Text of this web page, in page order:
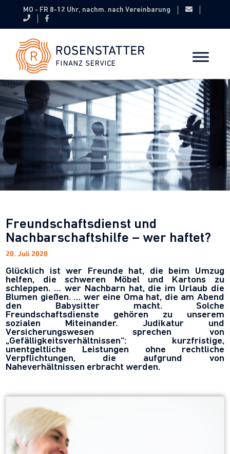
MO - FR 8-12 Uhr, nachm. nach Vereinbarung
Freundschaftsdienst und
Nachbarschaftshilfe – wer haftet?
20. Juli 2020
Glücklich ist wer Freunde hat, die beim Umzug
helfen, die schweren Möbel und Kartons zu
schleppen. … wer Nachbarn hat, die im Urlaub die
Blumen gießen. … wer eine Oma hat, die am Abend
den Babysitter macht. Solche
Freundschaftsdienste gehören zu unserem
sozialen Miteinander. Judikatur und
Versicherungswesen sprechen von
„Gefälligkeitsverhältnissen“: kurzfristige,
unentgeltliche Leistungen ohne rechtliche
Verpflichtungen, die aufgrund von
Naheverhältnissen erbracht werden.